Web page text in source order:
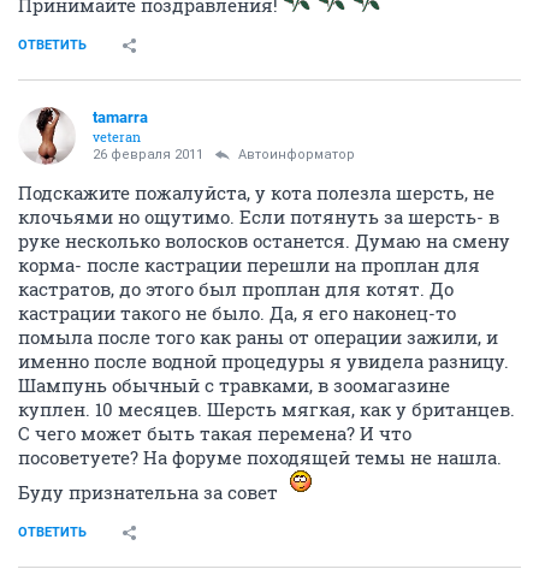
Принимайте поздравления!
ОТВЕТИТЬ
tamarra
veteran
26 февраля 2011 Автоинформатор
Подскажите пожалуйста, у кота полезла шерсть, не
клочьями но ощутимо. Если потянуть за шерсть- в
руке несколько волосков останется. Думаю на смену
корма- после кастрации перешли на проплан для
кастратов, до этого был проплан для котят. До
кастрации такого не было. Да, я его наконец-то
помыла после того как раны от операции зажили, и
именно после водной процедуры я увидела разницу.
Шампунь обычный с травками, в зоомагазине
куплен. 10 месяцев. Шерсть мягкая, как у британцев.
С чего может быть такая перемена? И что
посоветуете? На форуме походящей темы не нашла.
Буду признательна за совет
ОТВЕТИТЬ